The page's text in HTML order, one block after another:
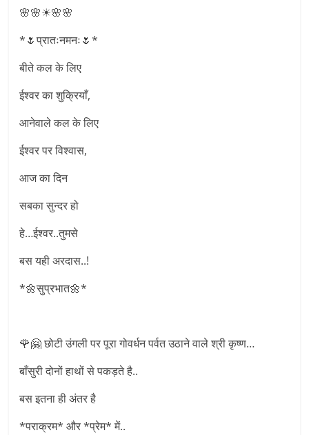
🌸🌸☀🌸🌸
*🌷प्रातःनमनः🌷*
बीते कल के लिए
ईश्वर का शुक्रियाँ,
आनेवाले कल के लिए
ईश्वर पर विश्वास,
आज का दिन
सबका सुन्दर हो
हे…ईश्वर..तुमसे
बस यही अरदास..!
*🌼सुप्रभात🌼*
🌹🤗 छोटी उंगली पर पूरा गोवर्धन पर्वत उठाने वाले श्री कृष्ण…
बाँसुरी दोनों हाथों से पकड़ते है..
बस इतना ही अंतर है
*पराक्रम* और *प्रेम* में..